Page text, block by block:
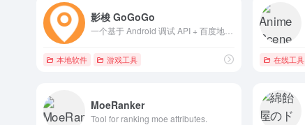
影梭 GoGoGo
本地软件 游戏工具 在线工具
MoeRanker
Tool for ranking moe attributes.